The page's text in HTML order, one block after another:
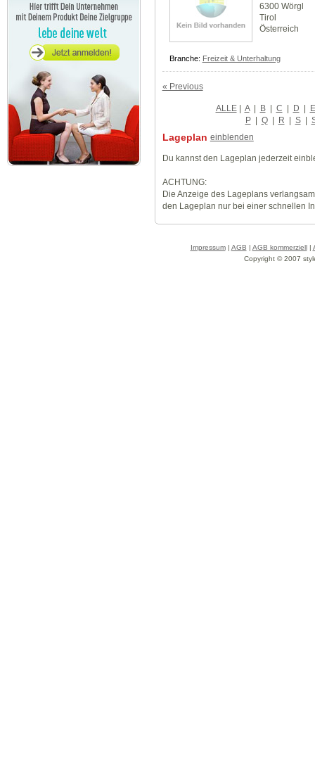
6300 Wörgl
Tirol
Österreich
Branche: Freizeit & Unterhaltung
« Previous
ALLE| A | B | C | D | E
P | Q | R | S |
Lageplan einblenden
Du kannst den Lageplan jederzeit
ACHTUNG:
Die Anzeige des Lageplans
den Lageplan nur bei einer schnellen
Impressum| AGB | AGB kommerziell|
Copyright © 2007